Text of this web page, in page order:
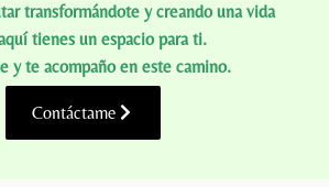
transformándote y creando una vida
tienes un espacio para ti.
y te acompaño en este camino.
Contáctame